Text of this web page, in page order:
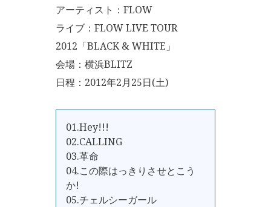
アーティスト：FLOW
ライブ：FLOW LIVE TOUR
2012「BLACK & WHITE」
会場：横浜BLITZ
日程：2012年2月25日(土)
01.Hey!!!
02.CALLING
03.革命
04.この際はっきりさせとこう
か!
05.チェルシーガール